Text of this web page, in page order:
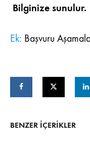
Bilginize sunulur.
Ek: Başvuru
BENZER IÇERIKLER